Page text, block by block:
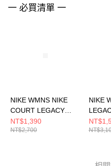
請求用戶進行身份認證。
５．嚴禁一人註冊多個帳號或使用他
一 必買清單 一
NIKE WMNS NIKE
COURT LEGACY
LIFT 女 休閒鞋
DM7590100
NT$1,390
NT$2,700
NIKE
鞋